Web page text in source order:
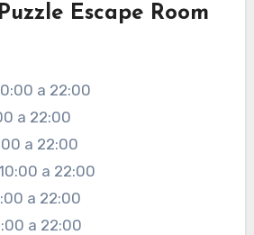
Escape Room
a 22:00
a 22:00
a 22:00
a 22:00
a 22:00
a 22:00